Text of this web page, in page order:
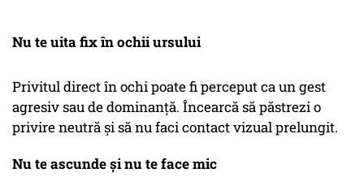
Nu te uita fix în ochii ursului
Privitul direct în ochi poate fi perceput ca un gest
agresiv sau de dominanță. Încearcă să păstrezi o
privire neutră și să nu faci contact vizual prelungit.
Nu te ascunde și nu te face mic